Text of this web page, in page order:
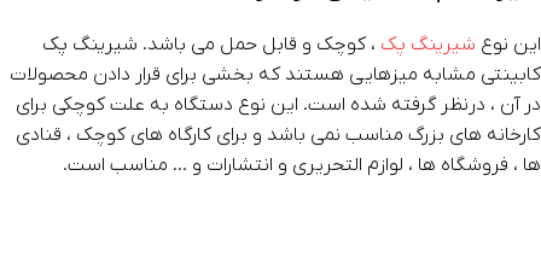
این نوع شیرینگ پک ، کوچک و قابل حمل می باشد. شیرینگ پک
کابینتی مشابه میزهایی هستند که بخشی برای قرار دادن محصولات
در آن ، درنظر گرفته شده است. این نوع دستگاه به علت کوچکی برای
کارخانه های بزرگ مناسب نمی باشد و برای کارگاه های کوچک ، قنادی
ها ، فروشگاه ها ، لوازم التحریری و انتشارات و … مناسب است.